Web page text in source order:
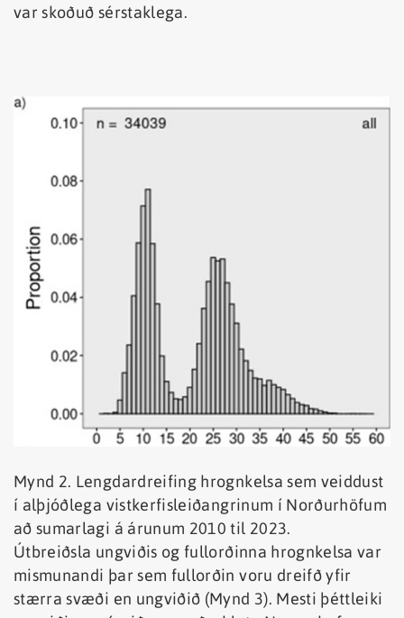
var skoðuð sérstaklega.
Mynd 2. Lengdardreifing hrognkelsa sem veiddust
í alþjóðlega vistkerfisleiðangrinum í Norðurhöfum
að sumarlagi á árunum 2010 til 2023.
Útbreiðsla ungviðis og fullorðinna hrognkelsa var
mismunandi þar sem fullorðin voru dreifð yfir
stærra svæði en ungviðið (Mynd 3). Mesti þéttleiki